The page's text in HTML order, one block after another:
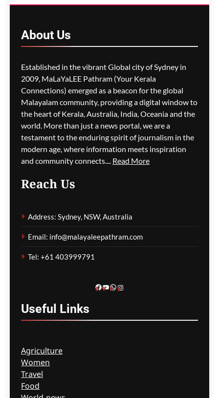
അപൂർവ ദൃശ്യം;
ago
0
റൊണാൾഡോ–ജോർജിന
വിവാഹം നാളെ?
ഔദ്യോഗിക
സ്ഥിരീകരണമില്ല
മെഹ്റു ഇസ്മായില്‍
6 minutes
ago
0
ജനറൽ;
ഇൻഫാന്റീനോയ്ക്ക്
പിന്തുണ ആവർത്തിച്ച്
ഭരണസമിതി
0
About Us
Established in the vibrant Global city of Sydney in
2009, MaLaYaLEE Pathram (Your Kerala
Connections) emerged as a beacon for the global
Malayalam community, providing a digital window to
the heart of Kerala, Australia, India, Oceania and the
world. More than just a news portal, we are a
testament to the enduring spirit of journalism in the
modern age, where information meets inspiration
and community connects.... Read More
Reach Us
Address: Sydney, NSW, Australia
Email: info@malayaleepathram.com
Tel: +61 403999791
Facebook
YouTube
WhatsApp
Instagram
Useful Links
Agriculture
Women
Travel
Food